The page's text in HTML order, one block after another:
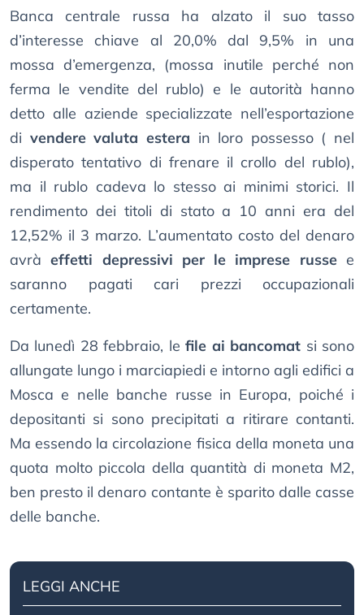
Banca centrale russa ha alzato il suo tasso
d’interesse chiave al 20,0% dal 9,5% in una
mossa d’emergenza, (mossa inutile perché non
ferma le vendite del rublo) e le autorità hanno
detto alle aziende specializzate nell’esportazione
di vendere valuta estera in loro possesso ( nel
disperato tentativo di frenare il crollo del rublo),
ma il rublo cadeva lo stesso ai minimi storici. Il
rendimento dei titoli di stato a 10 anni era del
12,52% il 3 marzo. L’aumentato costo del denaro
avràeffetti depressivi per le imprese russee
saranno pagati cari prezzi occupazionali
certamente.
Da lunedì 28 febbraio, lefile ai bancomat si sono
allungate lungo i marciapiedi e intorno agli edifici a
Mosca e nelle banche russe in Europa, poiché i
depositanti si sono precipitati a ritirare contanti.
Ma essendo la circolazione fisica della moneta una
quota molto piccola della quantità di moneta M2,
ben presto il denaro contante è sparito dalle casse
delle banche.
LEGGI ANCHE